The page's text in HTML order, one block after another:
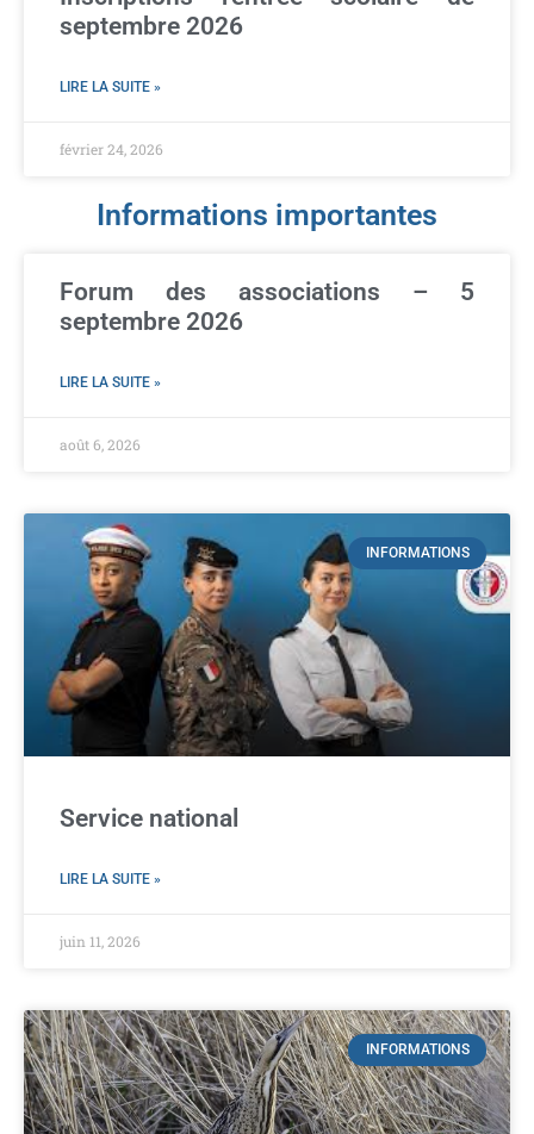
septembre 2026
LIRE LA SUITE »
février 24, 2026
Informations importantes
Forum des associations – 5
septembre 2026
LIRE LA SUITE »
août 6, 2026
INFORMATIONS
Service national
LIRE LA SUITE »
juin 11, 2026
INFORMATIONS